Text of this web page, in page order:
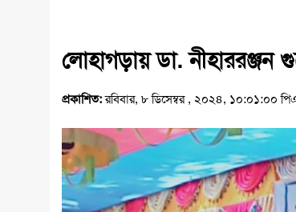
লোহাগড়ায় ডা. নীহাররঞ্জন
প্রকাশিত:রবিবার, ৮ ডিসেম্বর , ২০২৪, ১০:০১:০০